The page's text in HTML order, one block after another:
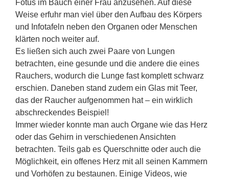
Fötus im Bauch einer Frau anzusehen. Auf diese
Weise erfuhr man viel über den Aufbau des Körpers
und Infotafeln neben den Organen oder Menschen
klärten noch weiter auf.
Es ließen sich auch zwei Paare von Lungen
betrachten, eine gesunde und die andere die eines
Rauchers, wodurch die Lunge fast komplett schwarz
erschien. Daneben stand zudem ein Glas mit Teer,
das der Raucher aufgenommen hat – ein wirklich
abschreckendes Beispiel!
Immer wieder konnte man auch Organe wie das Herz
oder das Gehirn in verschiedenen Ansichten
betrachten. Teils gab es Querschnitte oder auch die
Möglichkeit, ein offenes Herz mit all seinen Kammern
und Vorhöfen zu bestaunen. Einige Videos, wie